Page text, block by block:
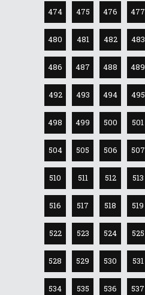
474 475 476 477
480 481 482 483
486 487 488 489
492 493 494 495
498 499 500 501
504 505 506 507
510 511 512 513
516 517 518 519
522 523 524 525
528 529 530 531
534 535 536 537